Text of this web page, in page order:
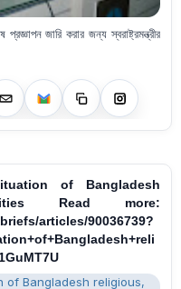
করার জন্য স্বরাষ্ট্রমন্ত্রীর
of Bangladesh
Read more:
articles/90036739?